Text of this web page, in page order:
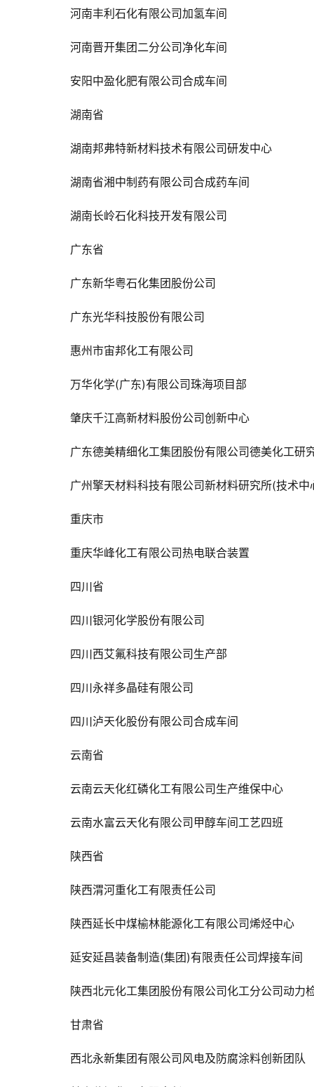
河南丰利石化有限公司加氢车间
河南晋开集团二分公司净化车间
安阳中盈化肥有限公司合成车间
湖南省
湖南邦弗特新材料技术有限公司研发中心
湖南省湘中制药有限公司合成药车间
湖南长岭石化科技开发有限公司
广东省
广东新华粤石化集团股份公司
广东光华科技股份有限公司
惠州市宙邦化工有限公司
万华化学(广东)有限公司珠海项目部
肇庆千江高新材料股份公司创新中心
广东德美精细化工集团股份有限公司德美化工研
广州擎天材料科技有限公司新材料研究所(技术中
重庆市
重庆华峰化工有限公司热电联合装置
四川省
四川银河化学股份有限公司
四川西艾氟科技有限公司生产部
四川永祥多晶硅有限公司
四川泸天化股份有限公司合成车间
云南省
云南云天化红磷化工有限公司生产维保中心
云南水富云天化有限公司甲醇车间工艺四班
陕西省
陕西渭河重化工有限责任公司
陕西延长中煤榆林能源化工有限公司烯烃中心
延安延昌装备制造(集团)有限责任公司焊接车间
陕西北元化工集团股份有限公司化工分公司动力
甘肃省
西北永新集团有限公司风电及防腐涂料创新团队